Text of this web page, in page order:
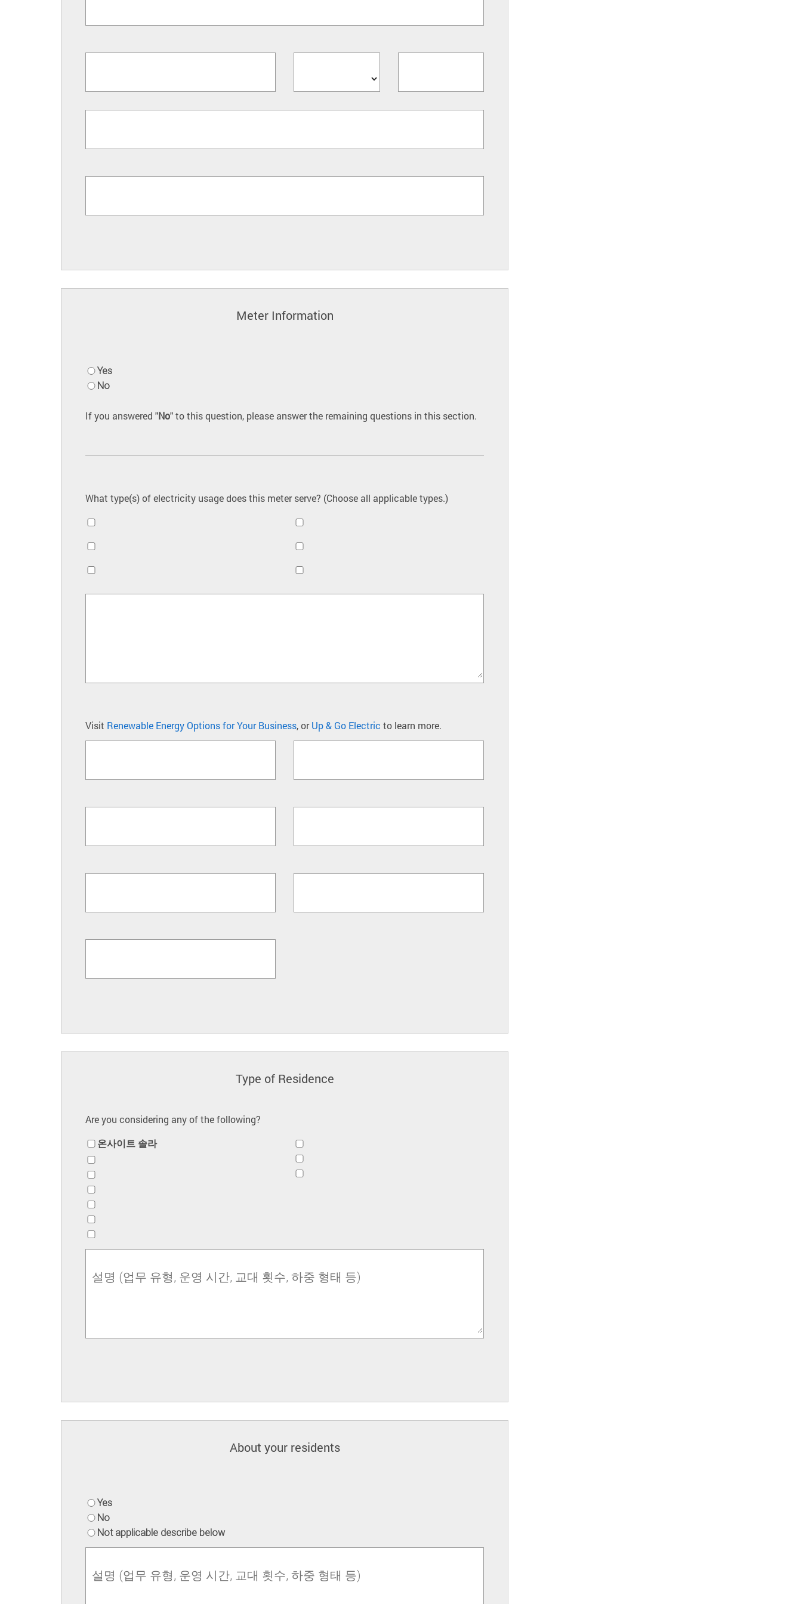
Meter Information
Yes
No
If you answered "No" to this question, please answer the remaining questions in this section.
What type(s) of electricity usage does this meter serve? (Choose all applicable types.)
Visit Renewable Energy Options for Your Business, orUp & Go Electric to learn more.
Type of Residence
Are you considering any of the following?
온사이트 솔라
설명 (업무 유형, 운영 시간, 교대 횟수, 하중 형태 등)
About your residents
Yes
No
Not applicable describe below
설명 (업무 유형, 운영 시간, 교대 횟수, 하중 형태 등)